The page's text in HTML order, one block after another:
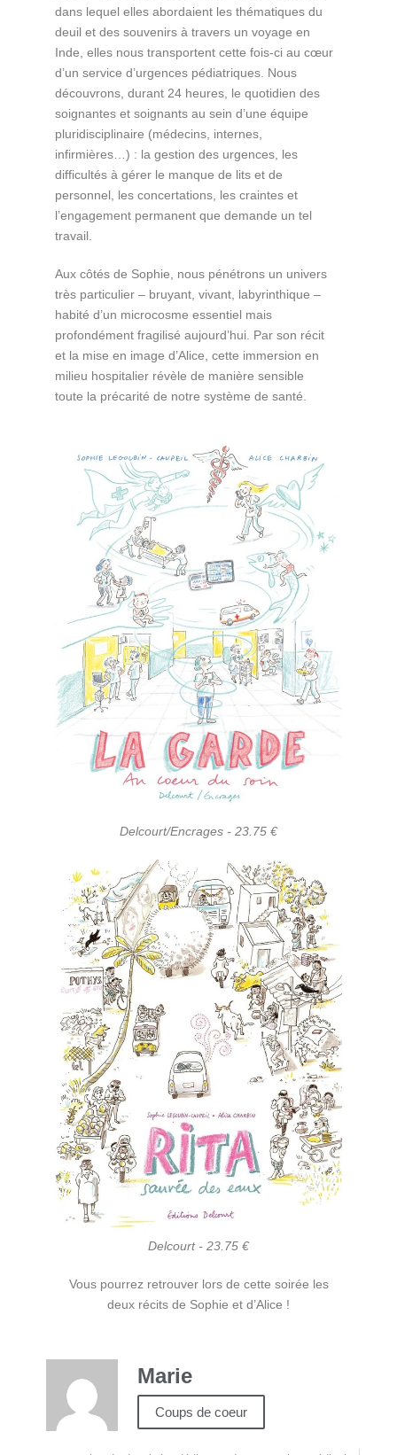
dans lequel elles abordaient les thématiques du
deuil et des souvenirs à travers un voyage en
Inde, elles nous transportent cette fois-ci au cœur
d’un service d’urgences pédiatriques. Nous
découvrons, durant 24 heures, le quotidien des
soignantes et soignants au sein d’une équipe
pluridisciplinaire (médecins, internes,
infirmières…) : la gestion des urgences, les
difficultés à gérer le manque de lits et de
personnel, les concertations, les craintes et
l’engagement permanent que demande un tel
travail.
Aux côtés de Sophie, nous pénétrons un univers
très particulier – bruyant, vivant, labyrinthique –
habité d’un microcosme essentiel mais
profondément fragilisé aujourd’hui. Par son récit
et la mise en image d’Alice, cette immersion en
milieu hospitalier révèle de manière sensible
toute la précarité de notre système de santé.
Delcourt/Encrages - 23.75 €
Delcourt - 23.75 €
Vous pourrez retrouver lors de cette soirée les
deux récits de Sophie et d’Alice !
Marie
Coups de coeur